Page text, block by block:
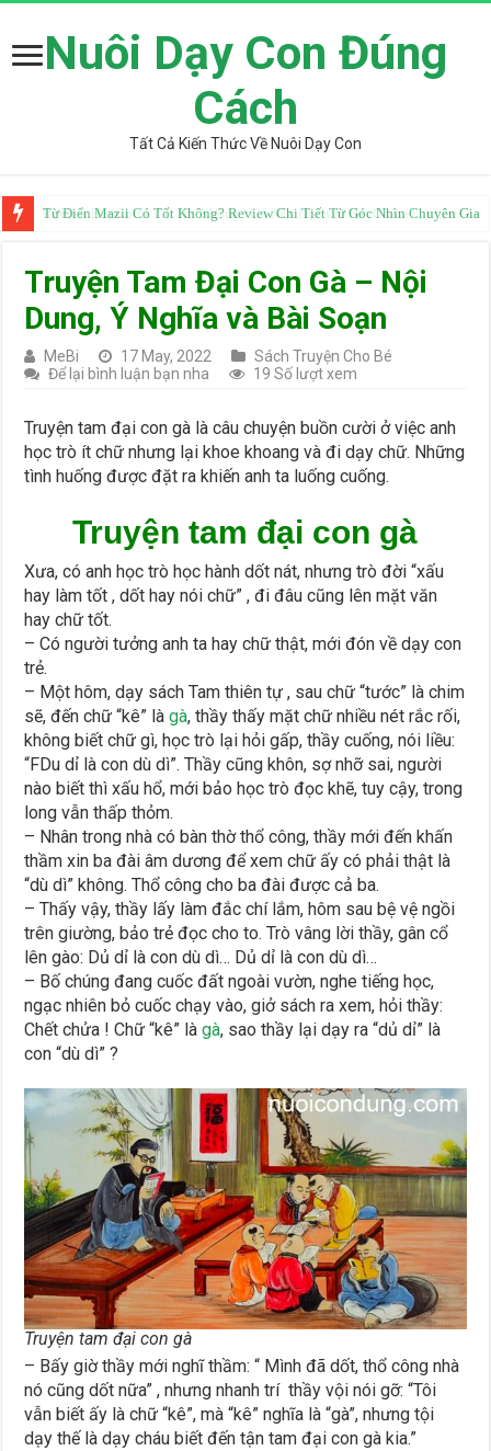
Nuôi Dạy Con Đúng
Cách
Tất Cả Kiến Thức Về Nuôi Dạy Con
Từ Điển Mazii Có Tốt Không? Review Chi Tiết Từ Góc Nhìn Chuyên Gia
Truyện Tam Đại Con Gà – Nội
Dung, Ý Nghĩa và Bài Soạn
MeBi 17 May, 2022
Sách Truyện Cho Bé
Để lại bình luận bạn nha
19 Số lượt xem
Truyện tam đại con gà là câu chuyện buồn cười ở việc anh
học trò ít chữ nhưng lại khoe khoang và đi dạy chữ. Những
tình huống được đặt ra khiến anh ta luống cuống.
Truyện tam đại con gà
Xưa, có anh học trò học hành dốt nát, nhưng trò đời “xấu
hay làm tốt , dốt hay nói chữ” , đi đâu cũng lên mặt văn
hay chữ tốt.
– Có người tưởng anh ta hay chữ thật, mới đón về dạy con
trẻ.
– Một hôm, dạy sách Tam thiên tự , sau chữ “tước” là chim
sẽ, đến chữ “kê” làgà, thầy thấy mặt chữ nhiều nét rắc rối,
không biết chữ gì, học trò lại hỏi gấp, thầy cuống, nói liều:
“FDu dỉ là con dù dì”. Thầy cũng khôn, sợ nhỡ sai, người
nào biết thì xấu hổ, mới bảo học trò đọc khẽ, tuy cậy, trong
long vẫn thấp thỏm.
– Nhân trong nhà có bàn thờ thổ công, thầy mới đến khấn
thầm xin ba đài âm dương để xem chữ ấy có phải thật là
“dù dì” không. Thổ công cho ba đài được cả ba.
– Thấy vậy, thầy lấy làm đắc chí lắm, hôm sau bệ vệ ngồi
trên giường, bảo trẻ đọc cho to. Trò vâng lời thầy, gân cổ
lên gào: Dủ dỉ là con dù dì… Dủ dỉ là con dù dì…
– Bố chúng đang cuốc đất ngoài vườn, nghe tiếng học,
ngạc nhiên bỏ cuốc chạy vào, giở sách ra xem, hỏi thầy:
Chết chửa ! Chữ “kê” làgà, sao thầy lại dạy ra “dủ dỉ” là
con “dù dì” ?
Truyện tam đại con gà
– Bấy giờ thầy mới nghĩ thầm: “ Mình đã dốt, thổ công nhà
nó cũng dốt nữa” , nhưng nhanh trí thầy vội nói gỡ: “Tôi
vẫn biết ấy là chữ “kê”, mà “kê” nghĩa là “gà”, nhưng tội
dạy thế là dạy cháu biết đến tận tam đại con gà kia.”